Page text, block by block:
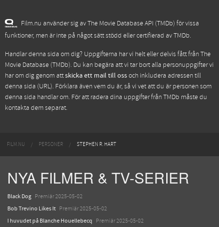
Film.nu använder sig av The Movie Database API (TMDb) för vissa
funktioner, men är inte på något sätt stödd eller certifierad av TMDb.
Handlar denna sida om dig? Uppgifterna har vi helt eller delvis fått frånThe
Movie Database (TMDb). Du kan begära att vi tar bort alla personuppgifter vi
har om dig genom attskicka ett mail till ossoch inkludera adressen till
denna sida (URL). Förklara även vem du är, så vi vet att du är personen som
denna sida handlar om. För att radera dina uppgifter från TMDb måste du
kontakta dem separat.
FILM.NU PERSONER STEPHEN R. HART
NYA FILMER & TV-SERIER
Black Dog Premiär 2025-05-02
Bob Trevino Likes It Premiär 2025-05-02
I huvudet på Blanche Houellebecq Premiär 2025-05-02